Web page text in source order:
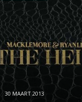
30 MAART 2013